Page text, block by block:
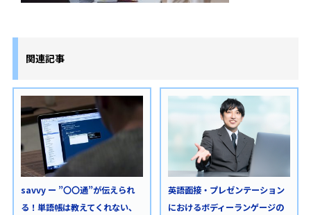
関連記事
savvy ー ”〇〇通”が伝えられ
る！単語帳は教えてくれない、
英語面接・プレゼンテーション
におけるボディーランゲージの